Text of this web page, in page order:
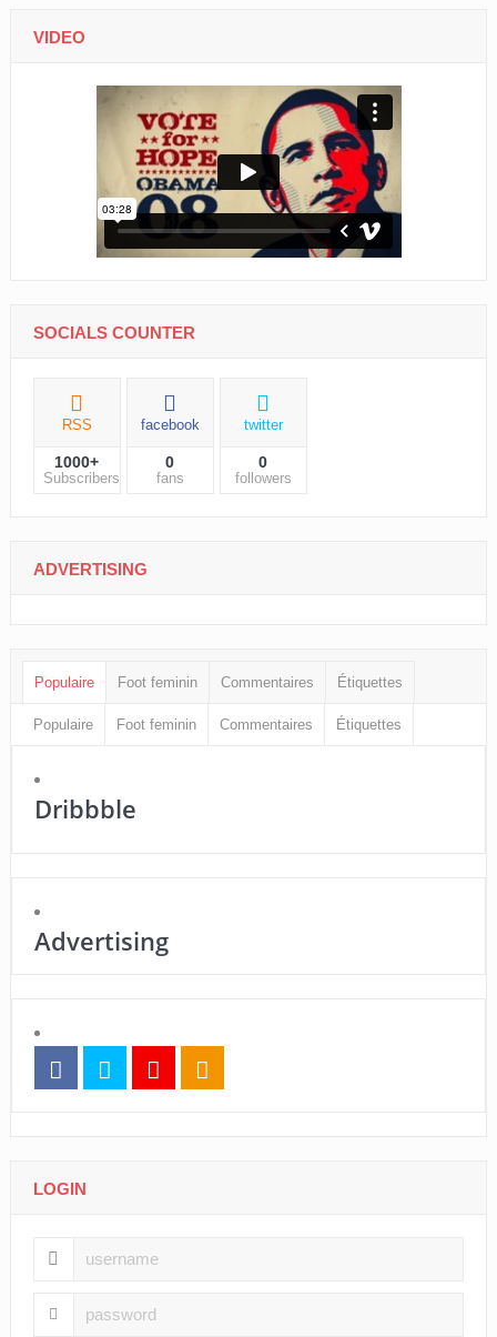
VIDEO
SOCIALS COUNTER
RSS
1000+
Subscribers
facebook
0
fans
twitter
0
followers
ADVERTISING
Populaire Foot feminin Commentaires Étiquettes
Populaire Foot feminin Commentaires Étiquettes
Dribbble
Advertising
LOGIN